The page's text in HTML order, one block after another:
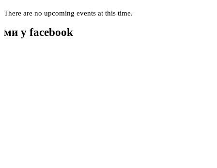
There are no upcoming events at this time.
ми у facebook